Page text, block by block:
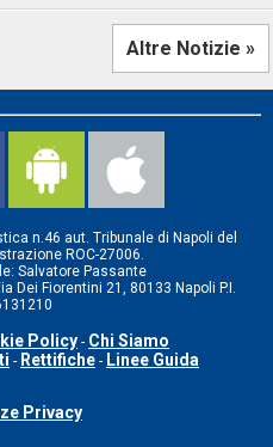
Altre Notizie »
n.46 aut. Tribunale di Napoli del
ROC-27006.
Salvatore Passante
Dei Fiorentini 21, 80133 Napoli P.I.
Policy - Chi Siamo
- Rettifiche - Linee Guida
Privacy